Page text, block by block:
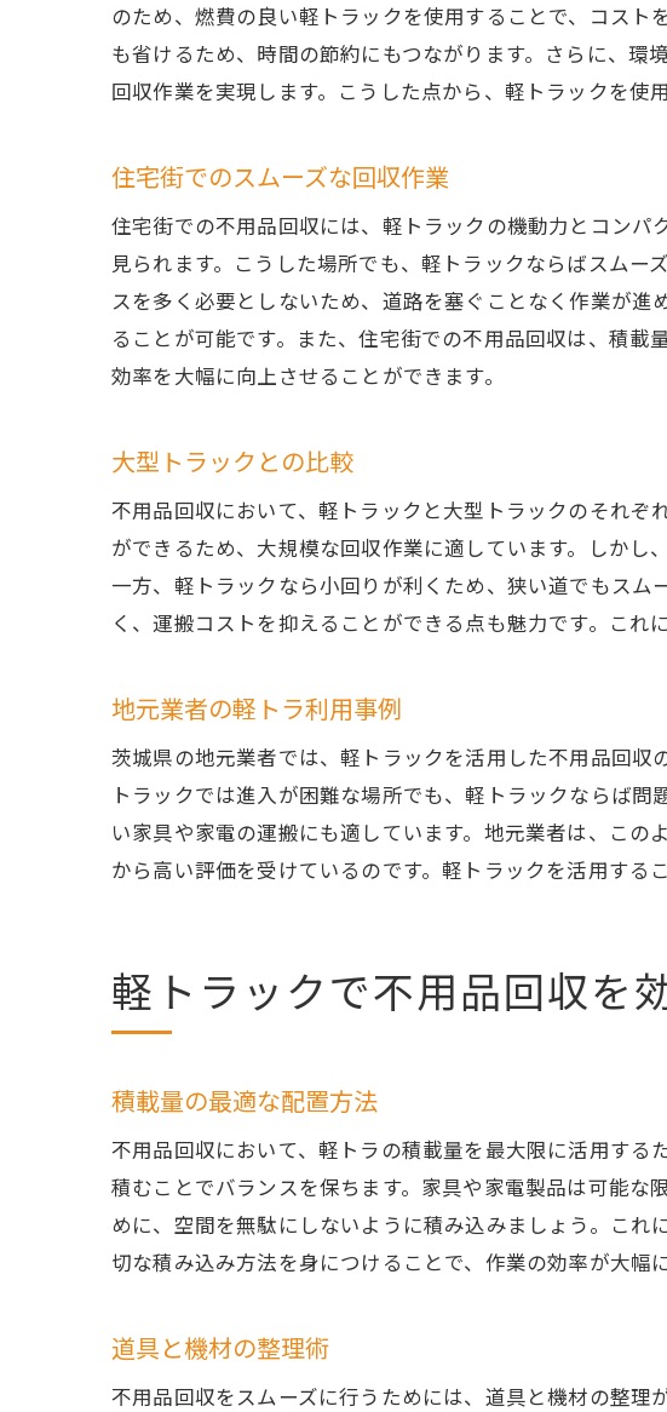
二人作
目立た
回収の
不用品回収
軽トラ
多様な
安全に不用
積載物
運搬
事故防
運搬中
茨城県の狭
狭い道
予備の
軽トラ
回収
自家用
費用
のため、燃費の良い軽トラックを使用することで、コス
も省けるため、時間の節約にもつながります。さらに、
回収作業を実現します。こうした点から、軽トラックを使
住宅街でのスムーズな回収作業
住宅街での不用品回収には、軽トラックの機動力とコン
見られます。こうした場所でも、軽トラックならばスム
スを多く必要としないため、道路を塞ぐことなく作業が
ることが可能です。また、住宅街での不用品回収は、積
効率を大幅に向上させることができます。
大型トラックとの比較
不用品回収において、軽トラックと大型トラックのそれ
ができるため、大規模な回収作業に適しています。しかし
一方、軽トラックなら小回りが利くため、狭い道でもス
く、運搬コストを抑えることができる点も魅力です。これ
地元業者の軽トラ利用事例
茨城県の地元業者では、軽トラックを活用した不用品回
トラックでは進入が困難な場所でも、軽トラックならば
い家具や家電の運搬にも適しています。地元業者は、こ
から高い評価を受けているのです。軽トラックを活用する
軽トラックで不用品回収を
積載量の最適な配置方法
不用品回収において、軽トラの積載量を最大限に活用す
積むことでバランスを保ちます。家具や家電製品は可能
めに、空間を無駄にしないように積み込みましょう。こ
切な積み込み方法を身につけることで、作業の効率が大幅に
道具と機材の整理術
不用品回収をスムーズに行うためには、道具と機材の整